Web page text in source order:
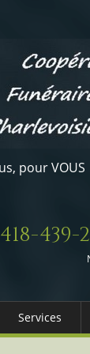
pour VOUS
418-439-
Services